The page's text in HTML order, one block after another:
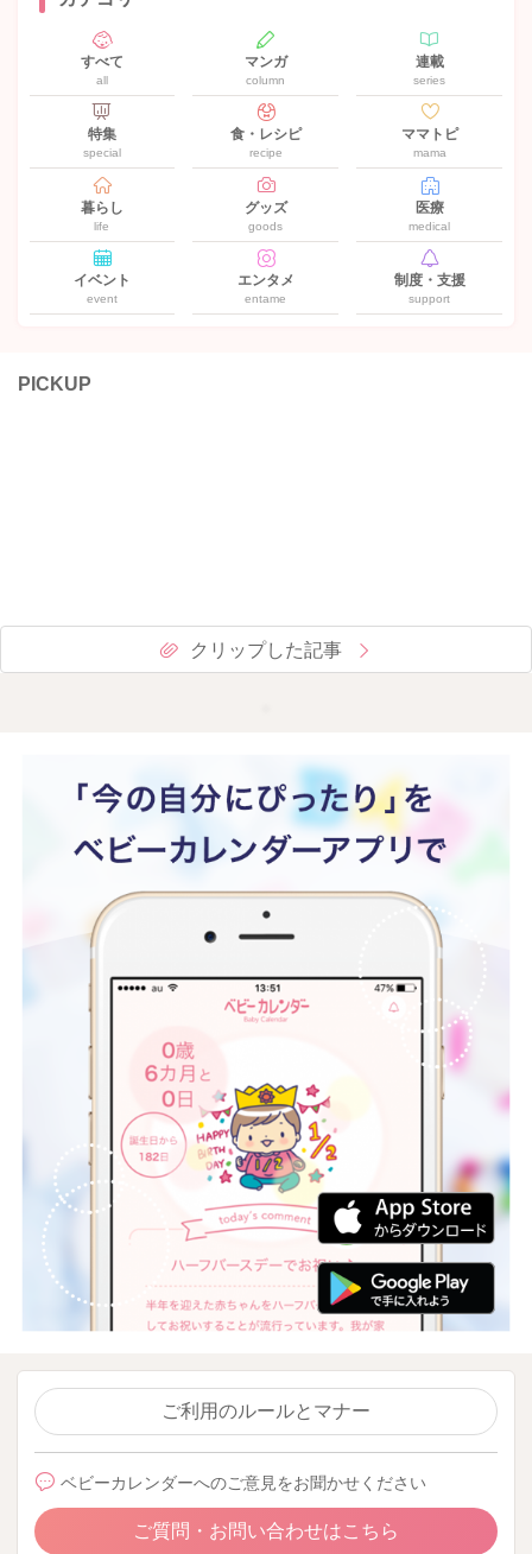
すべて
all
マンガ
column
連載
series
特集
special
食・レシピ
recipe
ママトピ
mama
暮らし
life
グッズ
goods
医療
medical
イベント
event
エンタメ
entame
制度・支援
support
PICKUP
クリップした記事
ご利用のルールとマナー
ベビーカレンダーへのご意見をお聞かせください
ご質問・お問い合わせはこちら